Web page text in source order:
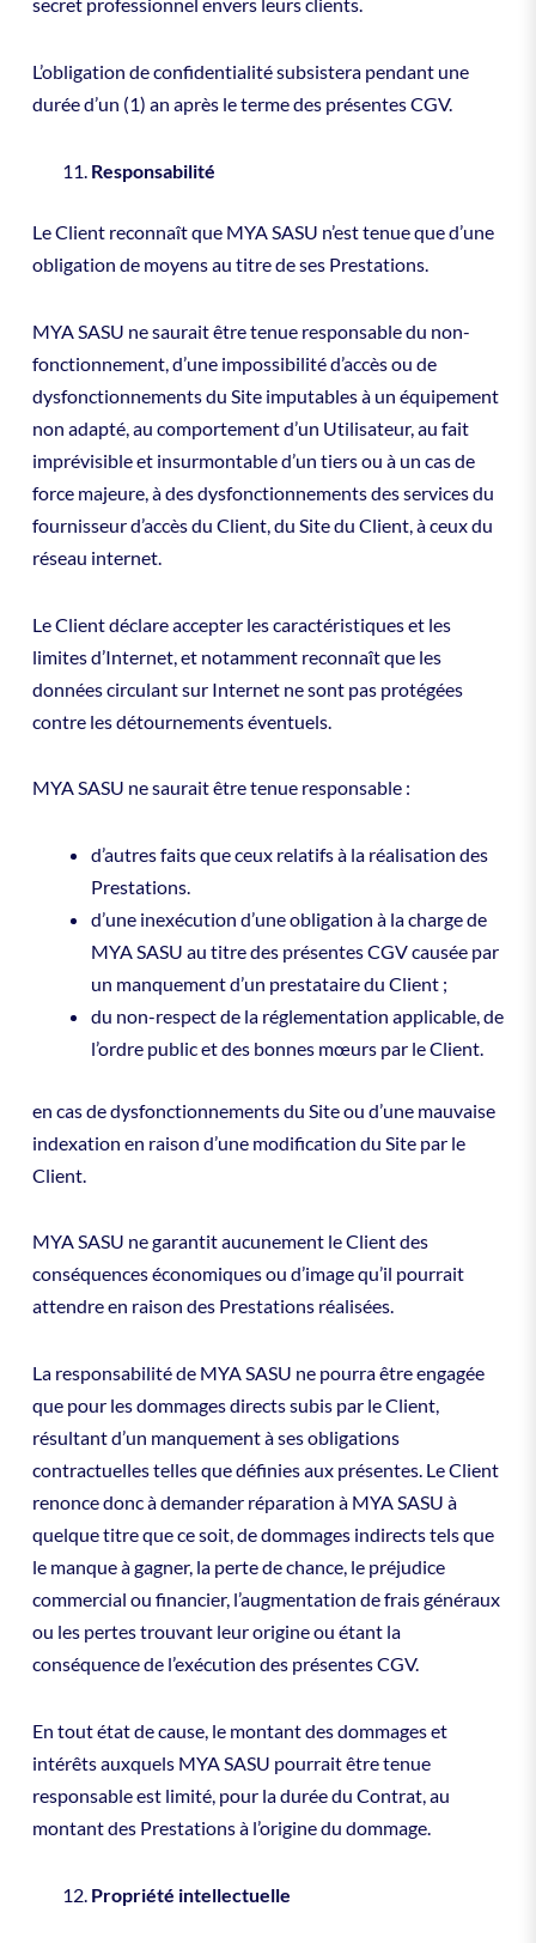
L’obligation de confidentialité subsistera pendant une
durée d’un (1) an après le terme des présentes CGV.
Responsabilité
Le Client reconnaît que MYA SASU n’est tenue que d’une
obligation de moyens au titre de ses Prestations.
MYA SASU ne saurait être tenue responsable du non-
fonctionnement, d’une impossibilité d’accès ou de
dysfonctionnements du Site imputables à un équipement
non adapté, au comportement d’un Utilisateur, au fait
imprévisible et insurmontable d’un tiers ou à un cas de
force majeure, à des dysfonctionnements des services du
fournisseur d’accès du Client, du Site du Client, à ceux du
réseau internet.
Le Client déclare accepter les caractéristiques et les
limites d’Internet, et notamment reconnaît que les
données circulant sur Internet ne sont pas protégées
contre les détournements éventuels.
MYA SASU ne saurait être tenue responsable :
d’autres faits que ceux relatifs à la réalisation des
Prestations.
d’une inexécution d’une obligation à la charge de
MYA SASU au titre des présentes CGV causée par
un manquement d’un prestataire du Client ;
du non-respect de la réglementation applicable, de
l’ordre public et des bonnes mœurs par le Client.
en cas de dysfonctionnements du Site ou d’une mauvaise
indexation en raison d’une modification du Site par le
Client.
MYA SASU ne garantit aucunement le Client des
conséquences économiques ou d’image qu’il pourrait
attendre en raison des Prestations réalisées.
La responsabilité de MYA SASU ne pourra être engagée
que pour les dommages directs subis par le Client,
résultant d’un manquement à ses obligations
contractuelles telles que définies aux présentes. Le Client
renonce donc à demander réparation à MYA SASU à
quelque titre que ce soit, de dommages indirects tels que
le manque à gagner, la perte de chance, le préjudice
commercial ou financier, l’augmentation de frais généraux
ou les pertes trouvant leur origine ou étant la
conséquence de l’exécution des présentes CGV.
En tout état de cause, le montant des dommages et
intérêts auxquels MYA SASU pourrait être tenue
responsable est limité, pour la durée du Contrat, au
montant des Prestations à l’origine du dommage.
Propriété intellectuelle